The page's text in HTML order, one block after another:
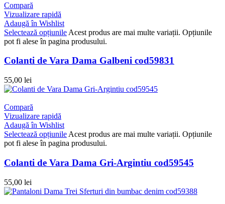
Compară
Vizualizare rapidă
Adaugă în Wishlist
Selectează opțiunile Acest produs are mai multe variații. Opțiunile
pot fi alese în pagina produsului.
Colanti de Vara Dama Galbeni cod59831
55,00 lei
Compară
Vizualizare rapidă
Adaugă în Wishlist
Selectează opțiunile Acest produs are mai multe variații. Opțiunile
pot fi alese în pagina produsului.
Colanti de Vara Dama Gri-Argintiu cod59545
55,00 lei